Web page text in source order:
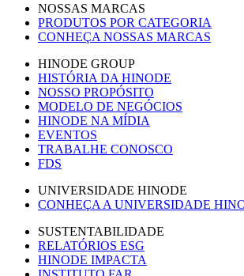
NOSSAS MARCAS
PRODUTOS POR CATEGORIA
CONHEÇA NOSSAS MARCAS
HINODE GROUP
HISTÓRIA DA HINODE
NOSSO PROPÓSITO
MODELO DE NEGÓCIOS
HINODE NA MÍDIA
EVENTOS
TRABALHE CONOSCO
FDS
UNIVERSIDADE HINODE
CONHEÇA A UNIVERSIDADE
SUSTENTABILIDADE
RELATÓRIOS ESG
HINODE IMPACTA